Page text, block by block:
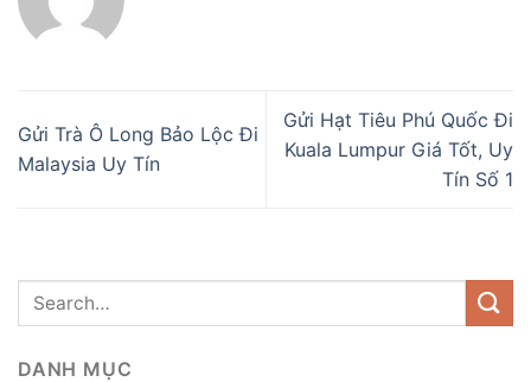
Gửi Trà Ô Long Bảo Lộc Đi
Malaysia Uy Tín
Gửi Hạt Tiêu Phú Quốc Đi
Kuala Lumpur Giá Tốt, Uy
Tín Số 1
DANH MỤC